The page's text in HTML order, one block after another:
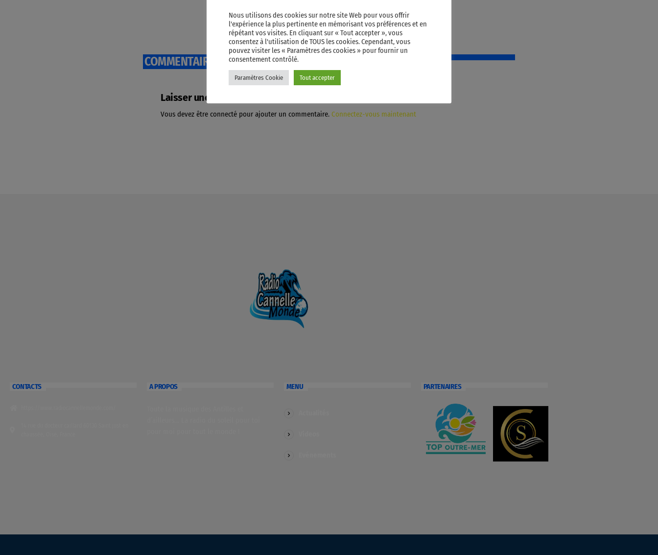
COMMENTAIRES D’ARTICLES (0)
Laisser une réponse
Vous devez être connecté pour ajouter un commentaire. Connectez-vous maintenant
CONTACTS A PROPOS MENU PARTENAIRES
Nous utilisons des cookies sur notre site Web pour vous offrir
l'expérience la plus pertinente en mémorisant vos préférences et en
répétant vos visites. En cliquant sur « Tout accepter », vous
consentez à l'utilisation de TOUS les cookies. Cependant, vous
pouvez visiter les « Paramètres des cookies » pour fournir un
consentement contrôlé.
Paramètres Cookie Tout accepter